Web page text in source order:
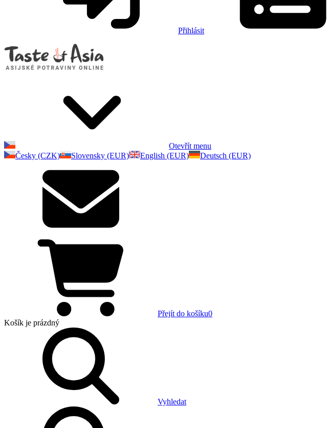
Přihlásit
Otevřít menu
Česky (CZK)
Slovensky (EUR) English (EUR) Deutsch (EUR)
Přejít do košíku0
Košík je prázdný
Vyhledat